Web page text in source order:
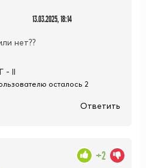
13.03.2025, 18:14
нет??
- II
осталось 2
Ответить
+2